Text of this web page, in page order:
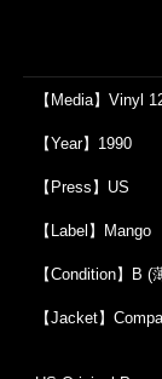
【Media】Vinyl
【Year】1990
【Press】US
【Label】Mango
【Condition】B
【Jacket】